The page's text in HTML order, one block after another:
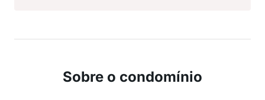
Sobre o condomínio